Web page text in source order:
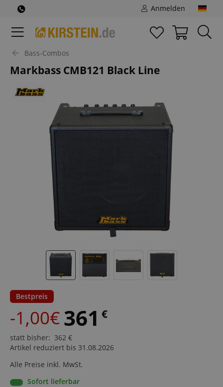
Anmelden
Bass-Combos
Markbass CMB121 Black Line
Bestpreis
-1,00€361 €
statt bisher: 362 €
Artikel reduziert bis 31.08.2026
Alle Preise inkl. MwSt.
Sofort lieferbar